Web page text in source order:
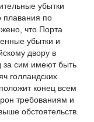
убытки
плавания по
что Порта
убытки и
двору в
за сим имеют быть
голландских
конец всем
требованиям и
обстоятельств.